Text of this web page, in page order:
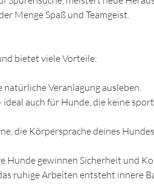
Menge Spaß und Teamgeist.
bietet viele Vorteile:
Veranlagung ausleben.
auch für Hunde, die keine
die Körpersprache deines
Hunde gewinnen Sicherheit und
ruhige Arbeiten entsteht innere